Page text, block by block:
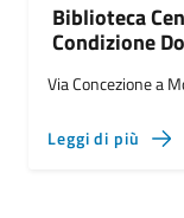
Biblioteca
Condizione
Via Concezione a
Leggi di più